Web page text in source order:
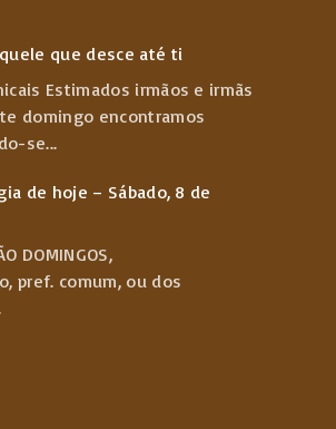
que desce até ti
Estimados irmãos e irmãs
domingo encontramos
se...
de hoje – Sábado, 8 de
DOMINGOS,
pref. comum, ou dos